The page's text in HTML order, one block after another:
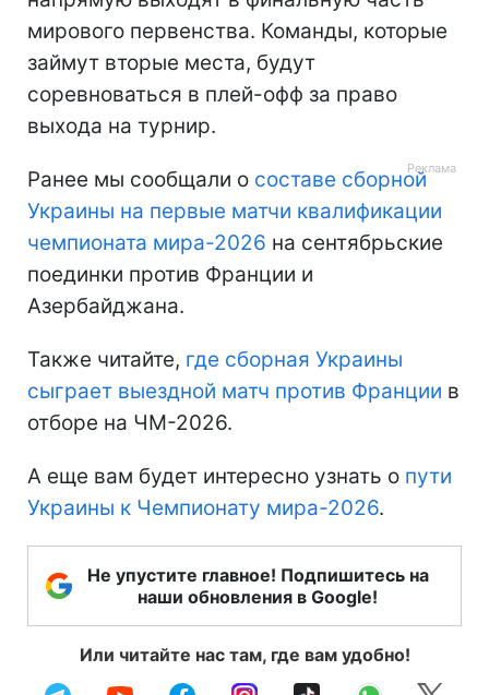
мирового первенства. Команды, которые
займут вторые места, будут
соревноваться в плей-офф за право
выхода на турнир.
Ранее мы сообщали о составе сборной
Украины на первые матчи квалификации
чемпионата мира-2026 на сентябрьские
поединки против Франции и
Азербайджана.
Также читайте, где сборная Украины
сыграет выездной матч против Франции в
отборе на ЧМ-2026.
А еще вам будет интересно узнать о пути
Украины к Чемпионату мира-2026.
Не упустите главное! Подпишитесь на
наши обновления в Google!
Или читайте нас там, где вам удобно!